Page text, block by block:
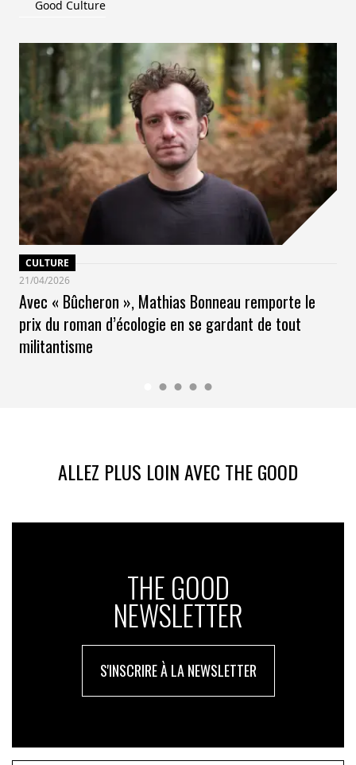
Good Culture
CULTURE
21/04/2026
Avec « Bûcheron », Mathias Bonneau remporte le
prix du roman d’écologie en se gardant de tout
militantisme
ALLEZ PLUS LOIN AVEC THE GOOD
THE GOOD
NEWSLETTER
S'INSCRIRE À LA NEWSLETTER